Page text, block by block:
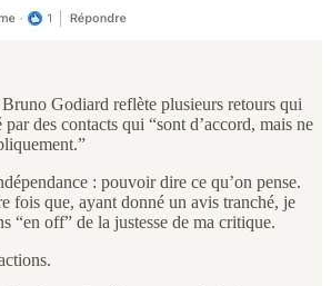
Godiard reflète plusieurs retours qui
des contacts qui “sont d’accord, mais ne
: pouvoir dire ce qu’on pense.
fois que, ayant donné un avis tranché, je
“en off” de la justesse de ma critique.